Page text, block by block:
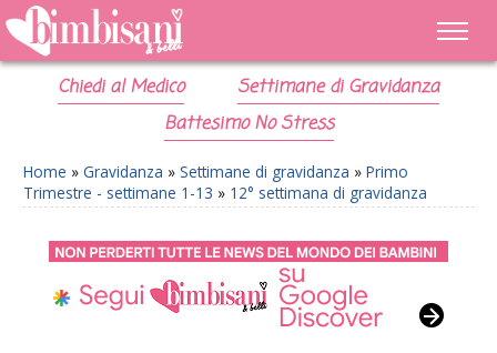
Chiedi al Medico
Settimane di Gravidanza
Battesimo No Stress
Home » Gravidanza » Settimane di gravidanza » Primo
Trimestre - settimane 1-13 » 12° settimana di gravidanza